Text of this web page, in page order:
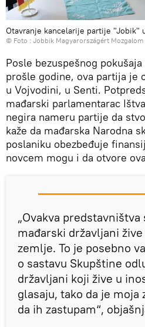
Otavranje kancelarije partije "Jobik"
© Foto : Jobbik Magyarországért Mozgalom
Posle bezuspešnog
prošle godine, ova partija je
u Vojvodini, u Senti.
mađarski parlamentarac
negira nameru partije da
kaže da mađarska Narodna
poslaniku obezbeđuje
novcem mogu i da otvore
„Ovakva predstavništva
mađarski državljani
zemlje. To je posebno
o sastavu Skupštine
državljani koji žive u
glasaju, tako da je moja
da ih zastupam“,